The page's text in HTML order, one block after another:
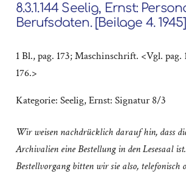
8.3.1.144 Seelig, Ernst:
Berufsdaten. [Beilage 4. 1945]
1 Bl., pag. 173; Maschinschrift. <Vgl. pag.
176.>
Kategorie: Seelig, Ernst: Signatur 8/3
Wir weisen nachdrücklich darauf hin, dass
Archivalien eine Bestellung in den Lesesaal
Bestellvorgang bitten wir sie also, telefonisch